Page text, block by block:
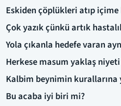
Eskiden çöplükleri atıp içime
Çok yazık çünkü artık
Yola çıkanla hedefe varan
Herkese masum yaklaş
Kalbim beynimin
Bu acaba iyi biri mi?